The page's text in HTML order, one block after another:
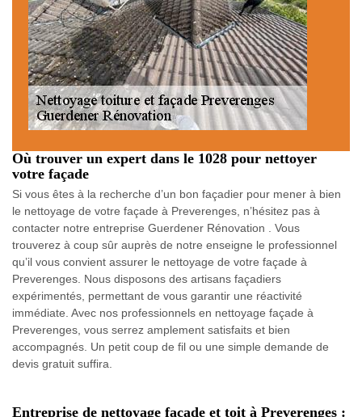
Où trouver un expert dans le 1028 pour nettoyer
votre façade
Si vous êtes à la recherche d’un bon façadier pour mener à bien
le nettoyage de votre façade à Preverenges, n’hésitez pas à
contacter notre entreprise Guerdener Rénovation . Vous
trouverez à coup sûr auprès de notre enseigne le professionnel
qu’il vous convient assurer le nettoyage de votre façade à
Preverenges. Nous disposons des artisans façadiers
expérimentés, permettant de vous garantir une réactivité
immédiate. Avec nos professionnels en nettoyage façade à
Preverenges, vous serrez amplement satisfaits et bien
accompagnés. Un petit coup de fil ou une simple demande de
devis gratuit suffira.
Entreprise de nettoyage façade et toit à Preverenges :